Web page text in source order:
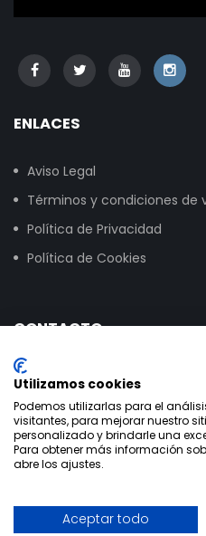
ENLACES
Aviso Legal
Términos y condiciones de
Política de Privacidad
Política de Cookies
CONTACTO
Calle Vitoria, 258, NAVE 16,
+34 947 24 00 03
info@bikextrem.com
Utilizamos cookies
Podemos utilizarlas para el
visitantes, para mejorar nuestro
personalizado y brindarle una
Para obtener más información
abre los ajustes.
Aceptar todo